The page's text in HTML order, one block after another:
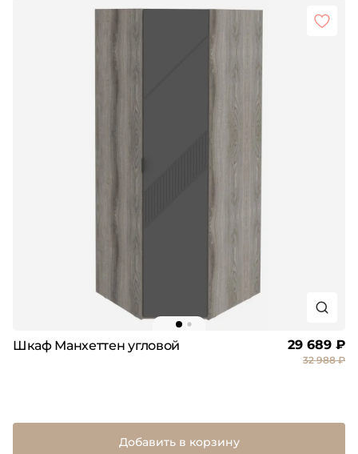
Шкаф Манхеттен угловой 29 689 ₽
32 988 ₽
Добавить в корзину